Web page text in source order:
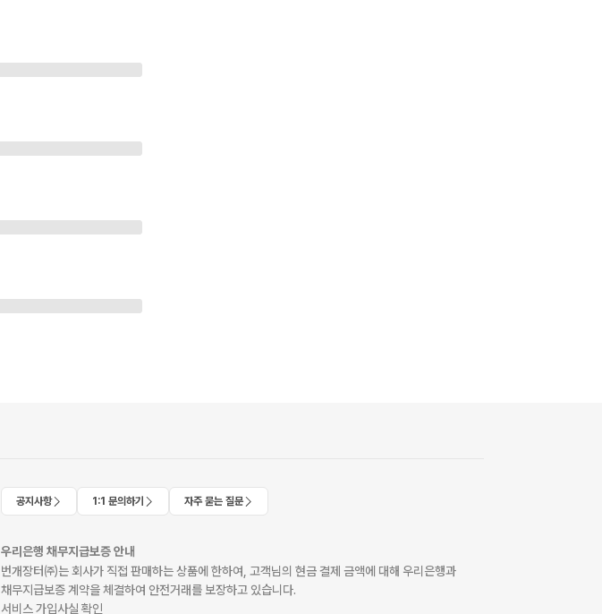
공지사항 1:1 문의하기 자주 묻는 질문
우리은행 채무지급보증 안내
번개장터㈜는 회사가 직접 판매하는 상품에 한하여, 고객님의 현금 결제 금액에 대해 우리은행과
채무지급보증 계약을 체결하여 안전거래를 보장하고 있습니다.
서비스 가입사실 확인